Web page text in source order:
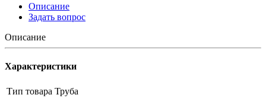
Описание
Задать вопрос
Описание
Характеристики
Тип товара Труба